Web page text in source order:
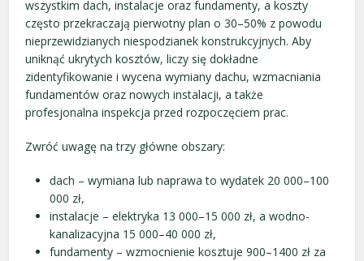
wszystkim dach, instalacje oraz fundamenty, a koszty
często przekraczają pierwotny plan o 30–50% z powodu
nieprzewidzianych niespodzianek konstrukcyjnych. Aby
uniknąć ukrytych kosztów, liczy się dokładne
zidentyfikowanie i wycena wymiany dachu, wzmacniania
fundamentów oraz nowych instalacji, a także
profesjonalna inspekcja przed rozpoczęciem prac.
Zwróć uwagę na trzy główne obszary:
dach – wymiana lub naprawa to wydatek 20 000–100
000 zł,
instalacje – elektryka 13 000–15 000 zł, a wodno-
kanalizacyjna 15 000–40 000 zł,
fundamenty – wzmocnienie kosztuje 900–1400 zł za